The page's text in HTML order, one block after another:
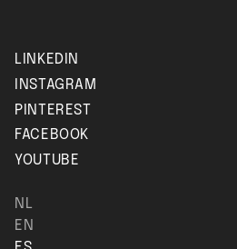
LINKEDIN
INSTAGRAM
PINTEREST
FACEBOOK
YOUTUBE
NL
EN